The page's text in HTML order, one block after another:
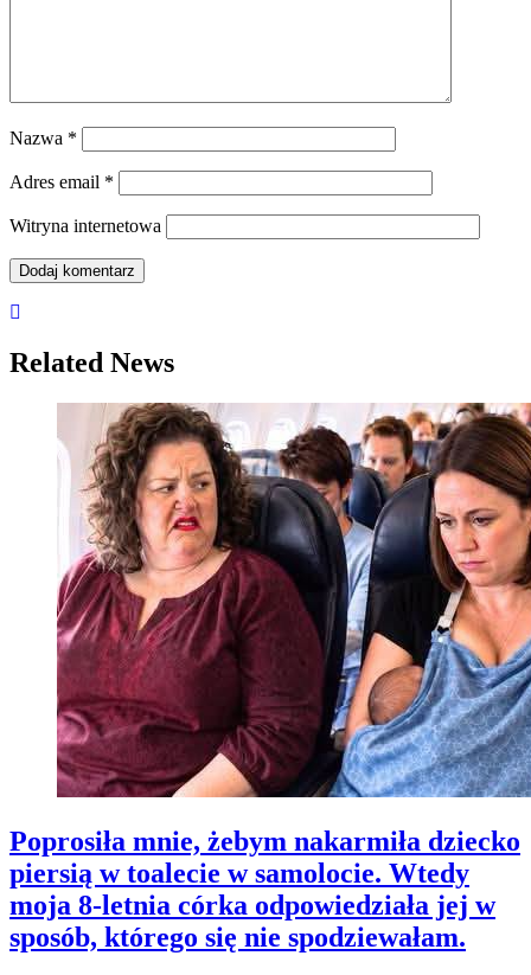
Nazwa *
Adres email *
Witryna internetowa
Related News
Poprosiła mnie, żebym nakarmiła dziecko
piersią w toalecie w samolocie. Wtedy
moja 8-letnia córka odpowiedziała jej w
sposób, którego się nie spodziewałam.